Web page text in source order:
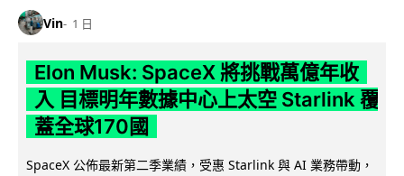
Vin 1 日
Elon Musk: SpaceX 將挑戰萬億年收
入 目標明年數據中心上太空 Starlink 覆
蓋全球170國
SpaceX 公佈最新第二季業績，受惠 Starlink 與 AI 業務帶動，